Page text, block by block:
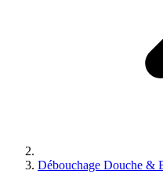
Débouchage Douche &